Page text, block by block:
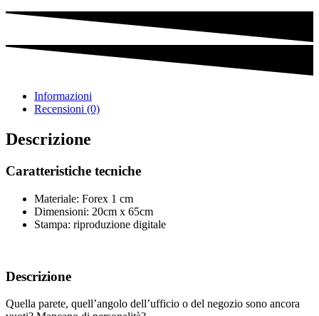
Informazioni
Recensioni (0)
Descrizione
Caratteristiche tecniche
Materiale: Forex 1 cm
Dimensioni: 20cm x 65cm
Stampa: riproduzione digitale
Descrizione
Quella parete, quell’angolo dell’ufficio o del negozio sono ancora